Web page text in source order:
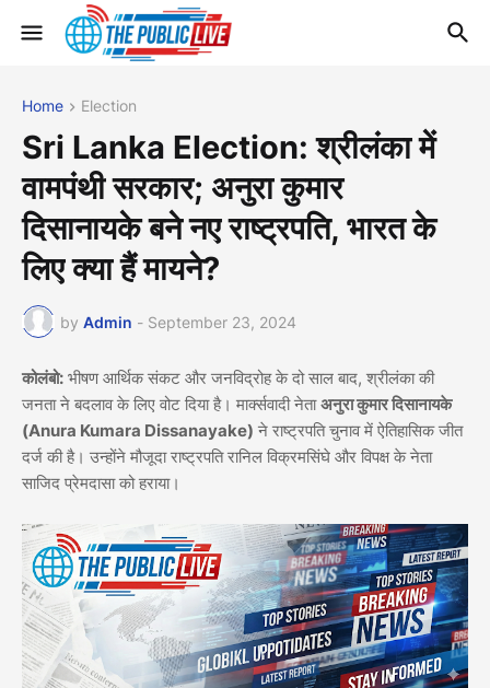
Home Election
Sri Lanka Election: श्रीलंका में
वामपंथी सरकार; अनुरा कुमार
दिसानायके बने नए राष्ट्रपति, भारत के
लिए क्या हैं मायने?
by Admin - September 23, 2024
कोलंबो: भीषण आर्थिक संकट और जनविद्रोह के दो साल बाद, श्रीलंका की
जनता ने बदलाव के लिए वोट दिया है। मार्क्सवादी नेताअनुरा कुमार दिसानायके
(Anura Kumara Dissanayake) ने राष्ट्रपति चुनाव में ऐतिहासिक जीत
दर्ज की है। उन्होंने मौजूदा राष्ट्रपति रानिल विक्रमसिंघे और विपक्ष के नेता
साजिद प्रेमदासा को हराया।